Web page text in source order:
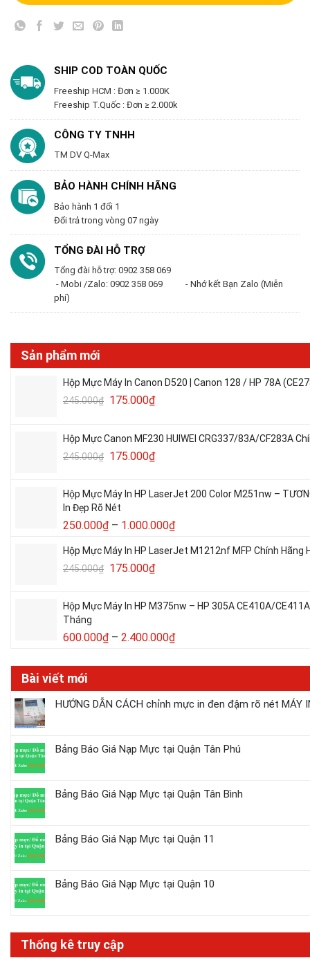
SHIP COD TOÀN QUỐC
Freeship HCM : Đơn ≥ 1.000K
Freeship T.Quốc : Đơn ≥ 2.000k
CÔNG TY TNHH
TM DV Q-Max
BẢO HÀNH CHÍNH HÃNG
Bảo hành 1 đổi 1
Đổi trả trong vòng 07 ngày
TỔNG ĐÀI HỖ TRỢ
Tổng đài hỗ trợ: 0902 358 069
- Mobi /Zalo: 0902 358 069 - Nhớ kết Bạn Zalo (Miễn
phí)
Sản phẩm mới
Hộp Mực Máy In Canon D520 | Canon 128 / HP 78A
245.000₫ 175.000₫
Hộp Mực Canon MF230 HUIWEI CRG337/83A/CF283A
245.000₫ 175.000₫
Hộp Mực Máy In HP LaserJet 200 Color M251nw –
In Đẹp Rõ Nét
250.000₫ – 1.000.000₫
Hộp Mực Máy In HP LaserJet M1212nf MFP Chính
245.000₫ 175.000₫
Hộp Mực Máy In HP M375nw – HP 305A CE410A/
Tháng
600.000₫ – 2.400.000₫
Bài viết mới
HƯỚNG DẪN CÁCH chỉnh mực in đen đậm rõ nét MÁY
Bảng Báo Giá Nạp Mực tại Quận Tân Phú
Bảng Báo Giá Nạp Mực tại Quận Tân Bình
Bảng Báo Giá Nạp Mực tại Quận 11
Bảng Báo Giá Nạp Mực tại Quận 10
Thống kê truy cập